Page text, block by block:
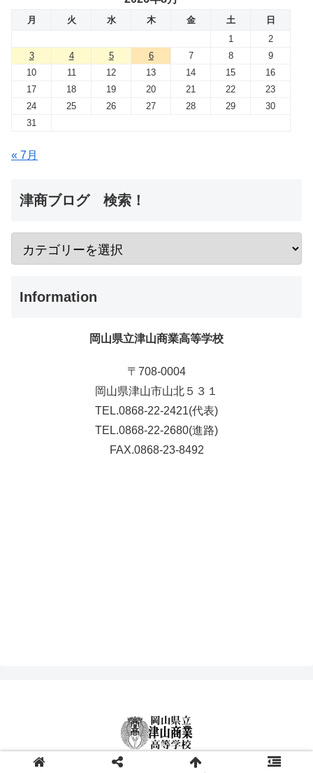
月 火 水 木 金 土
日
1
2
3
4 5 6 7 8
9
10
11 12 13 14 15
16
17
18 19 20 21 22
23
24
25 26 27 28 29
30
31
« 7月
津商ブログ 検索！
Information
岡山県立津山商業高等学校
〒708-0004
岡山県津山市山北５３１
TEL.0868-22-2421(代表)
TEL.0868-22-2680(進路)
FAX.0868-23-8492